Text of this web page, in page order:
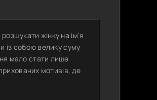
жінку на ім’я
із собою велику суму
мало стати лише
мотивів, де